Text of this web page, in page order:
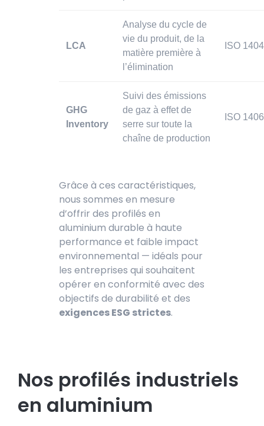
LCA
Analyse du cycle de
vie du produit, de la
matière première à
l’élimination
ISO
GHG
Inventory
Suivi des émissions
de gaz à effet de
serre sur toute la
chaîne de production
ISO
Grâce à ces caractéristiques,
nous sommes en mesure
d’offrir des profilés en
aluminium durable à haute
performance et faible impact
environnemental — idéals pour
les entreprises qui souhaitent
opérer en conformité avec des
objectifs de durabilité et des
exigences ESG strictes.
Nos profilés industriels
en aluminium